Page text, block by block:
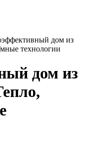
дом из
технологии
дом из